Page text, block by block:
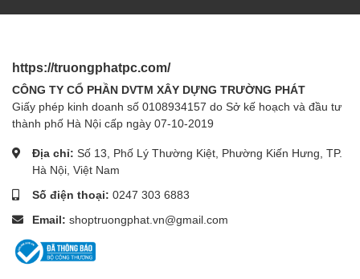
https://truongphatpc.com/
CÔNG TY CỔ PHẦN DVTM XÂY DỰNG TRƯỜNG PHÁT
Giấy phép kinh doanh số 0108934157 do Sở kế hoạch và đầu tư
thành phố Hà Nội cấp ngày 07-10-2019
Địa chỉ: Số 13, Phố Lý Thường Kiệt, Phường Kiến Hưng, TP.
Hà Nội, Việt Nam
Số điện thoại: 0247 303 6883
Email: shoptruongphat.vn@gmail.com